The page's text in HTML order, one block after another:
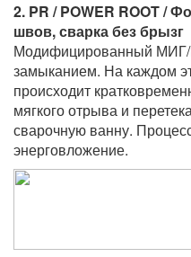
2. PR / POWER ROOT /
швов, сварка без брызг
Модифицированный
замыканием. На каждом
происходит
мягкого отрыва и
сварочную ванну.
энерговложение.